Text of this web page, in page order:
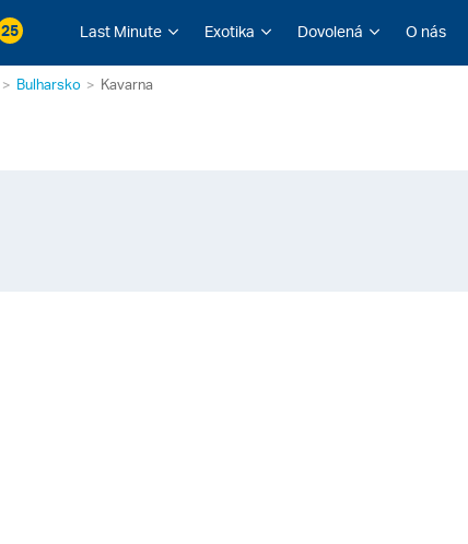
25 Last Minute Exotika Dovolená O nás
Bulharsko Kavarna